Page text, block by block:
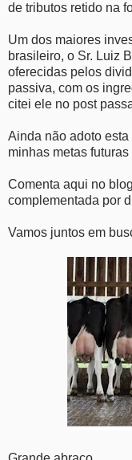
de tributos retido na
Um dos maiores
brasileiro, o Sr. Luiz
oferecidas pelos
passiva, com os
citei ele no post
Ainda não adoto
minhas metas
Comenta aqui no
complementada por
Vamos juntos em